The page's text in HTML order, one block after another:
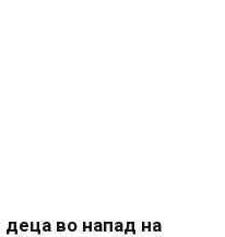
деца во напад на